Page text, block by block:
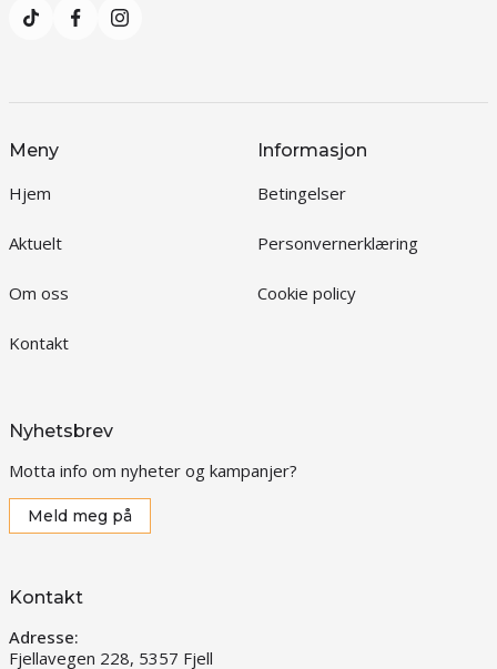
Meny
Hjem
Aktuelt
Om oss
Kontakt
Informasjon
Betingelser
Personvernerklæring
Cookie policy
Nyhetsbrev
Motta info om nyheter og kampanjer?
Meld meg på
Kontakt
Adresse:
Fjellavegen 228, 5357 Fjell